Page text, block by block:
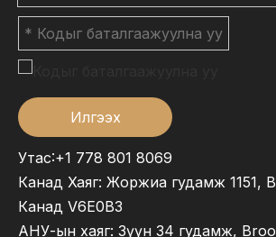
Илгээх
Утас:+1 778 801 8069
Канад Хаяг: Жоржиа гудамж 1151,
Канад V6E0B3
АНУ-ын хаяг: Зүүн 34 гудамж,